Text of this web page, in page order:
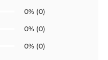
0% (0)
0% (0)
0% (0)